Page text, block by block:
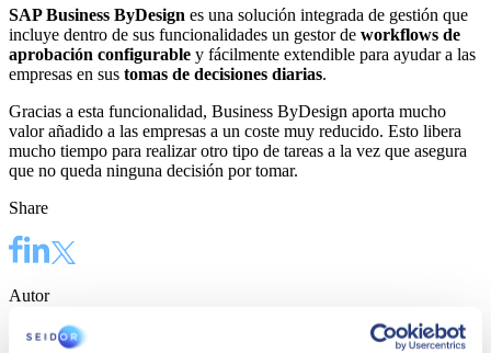
SAP Business ByDesign es una solución integrada de gestión que
incluye dentro de sus funcionalidades un gestor de workflows de
aprobación configurable y fácilmente extendible para ayudar a las
empresas en sus tomas de decisiones diarias.
Gracias a esta funcionalidad, Business ByDesign aporta mucho
valor añadido a las empresas a un coste muy reducido. Esto libera
mucho tiempo para realizar otro tipo de tareas a la vez que asegura
que no queda ninguna decisión por tomar.
Share
Autor
Joan de Ribera Solé